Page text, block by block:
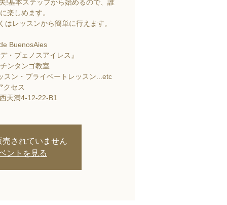
!基本ステップから始めるので、誰
楽しめます。
はレッスンから簡単に行えます。
BuenosAies
・ブェノスアイレス』
ンタンゴ教室
スン・プライベートレッスン...etc
クセス
天満4-12-22-B1
売されていません
ントを見る